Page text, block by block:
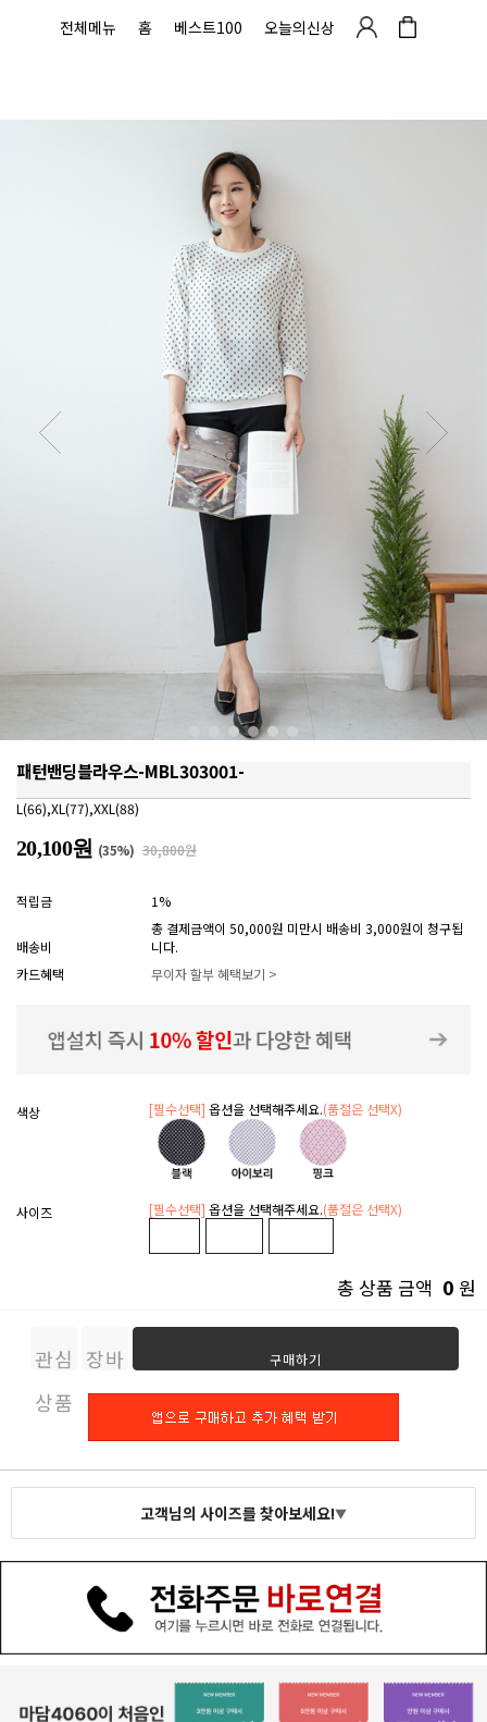
전체메뉴 홈 베스트100 오늘의신상
패턴밴딩블라우스-MBL303001-
L(66),XL(77),XXL(88)
20,100원 (35%) 30,800원
적립금 1%
배송비
총 결제금액이 50,000원 미만시 배송비 3,000원이 청구됩
니다.
카드혜택
무이자 할부 혜택보기 >
색상 [필수선택] 옵션을 선택해주세요.(품절은 선택X)
사이즈 [필수선택] 옵션을 선택해주세요.(품절은 선택X)
총 상품 금액 0 원
관심
상품
장바
구니
구매하기
고객님의 사이즈를 찾아보세요!▼